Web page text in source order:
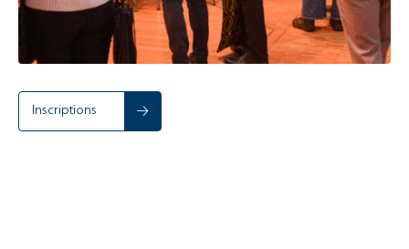
Inscriptions